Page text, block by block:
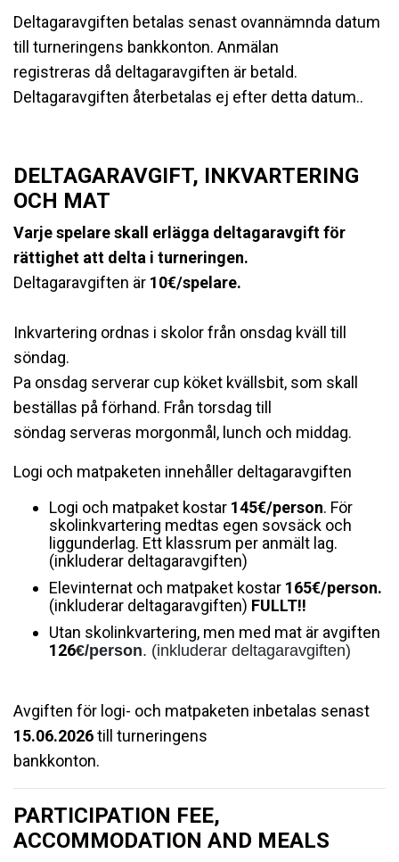
Deltagaravgiften betalas senast ovannämnda datum
till turneringens bankkonton. Anmälan
registreras då deltagaravgiften är betald.
Deltagaravgiften återbetalas ej efter detta datum..
DELTAGARAVGIFT, INKVARTERING
OCH MAT
Varje spelare skall erlägga deltagaravgift för
rättighet att delta i turneringen.
Deltagaravgiften är 10€/spelare.
Inkvartering ordnas i skolor från onsdag kväll till
söndag.
Pa onsdag serverar cup köket kvällsbit, som skall
beställas på förhand. Från torsdag till
söndag serveras morgonmål, lunch och middag.
Logi och matpaketen innehåller deltagaravgiften
Logi och matpaket kostar 145€/person. För
skolinkvartering medtas egen sovsäck och
liggunderlag. Ett klassrum per anmält lag.
(inkluderar deltagaravgiften)
Elevinternat och matpaket kostar 165€/person.
(inkluderar deltagaravgiften) FULLT!!
Utan skolinkvartering, men med mat är avgiften
126€/person. (inkluderar deltagaravgiften)
Avgiften för logi- och matpaketen inbetalas senast
15.06.2026till turneringens
bankkonton.
PARTICIPATION FEE,
ACCOMMODATION AND MEALS